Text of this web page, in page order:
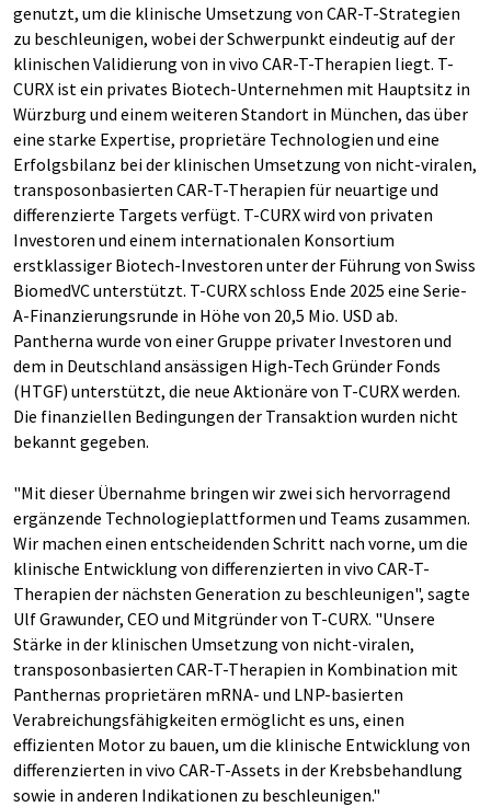
genutzt, um die klinische Umsetzung von CAR-T-Strategien
zu beschleunigen, wobei der Schwerpunkt eindeutig auf der
klinischen Validierung von in vivo CAR-T-Therapien liegt. T-
CURX ist ein privates Biotech-Unternehmen mit Hauptsitz in
Würzburg und einem weiteren Standort in München, das über
eine starke Expertise, proprietäre Technologien und eine
Erfolgsbilanz bei der klinischen Umsetzung von nicht-viralen,
transposonbasierten CAR-T-Therapien für neuartige und
differenzierte Targets verfügt. T-CURX wird von privaten
Investoren und einem internationalen Konsortium
erstklassiger Biotech-Investoren unter der Führung von Swiss
BiomedVC unterstützt. T-CURX schloss Ende 2025 eine Serie-
A-Finanzierungsrunde in Höhe von 20,5 Mio. USD ab.
Pantherna wurde von einer Gruppe privater Investoren und
dem in Deutschland ansässigen High-Tech Gründer Fonds
(HTGF) unterstützt, die neue Aktionäre von T-CURX werden.
Die finanziellen Bedingungen der Transaktion wurden nicht
bekannt gegeben.
"Mit dieser Übernahme bringen wir zwei sich hervorragend
ergänzende Technologieplattformen und Teams zusammen.
Wir machen einen entscheidenden Schritt nach vorne, um die
klinische Entwicklung von differenzierten in vivo CAR-T-
Therapien der nächsten Generation zu beschleunigen", sagte
Ulf Grawunder, CEO und Mitgründer von T-CURX. "Unsere
Stärke in der klinischen Umsetzung von nicht-viralen,
transposonbasierten CAR-T-Therapien in Kombination mit
Panthernas proprietären mRNA- und LNP-basierten
Verabreichungsfähigkeiten ermöglicht es uns, einen
effizienten Motor zu bauen, um die klinische Entwicklung von
differenzierten in vivo CAR-T-Assets in der Krebsbehandlung
sowie in anderen Indikationen zu beschleunigen."